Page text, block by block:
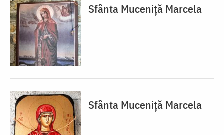
Sfânta Muceniță Marcela
Sfânta Muceniță Marcela